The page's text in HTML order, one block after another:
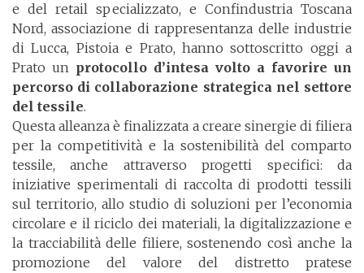
e del retail specializzato, e Confindustria Toscana
Nord, associazione di rappresentanza delle industrie
di Lucca, Pistoia e Prato, hanno sottoscritto oggi a
Prato un protocollo d’intesa volto a favorire un
percorso di collaborazione strategica nel settore
del tessile.
Questa alleanza è finalizzata a creare sinergie di filiera
per la competitività e la sostenibilità del comparto
tessile, anche attraverso progetti specifici: da
iniziative sperimentali di raccolta di prodotti tessili
sul territorio, allo studio di soluzioni per l’economia
circolare e il riciclo dei materiali, la digitalizzazione e
la tracciabilità delle filiere, sostenendo così anche la
promozione del valore del distretto pratese